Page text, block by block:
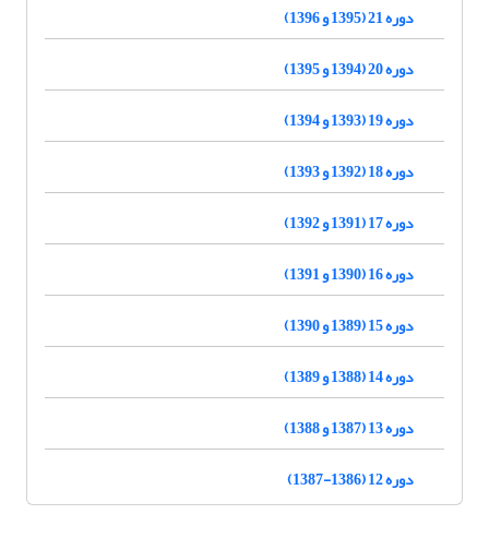
دوره 21 (1395 و 1396)
دوره 20 (1394 و 1395)
دوره 19 (1393 و 1394)
دوره 18 (1392 و 1393)
دوره 17 (1391 و 1392)
دوره 16 (1390 و 1391)
دوره 15 (1389 و 1390)
دوره 14 (1388 و 1389)
دوره 13 (1387 و 1388)
دوره 12 (1386-1387)